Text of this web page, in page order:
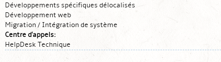
Développements spécifiques délocalisés
Développement web
Migration / Intégration de système
Centre d'appels:
HelpDesk Technique